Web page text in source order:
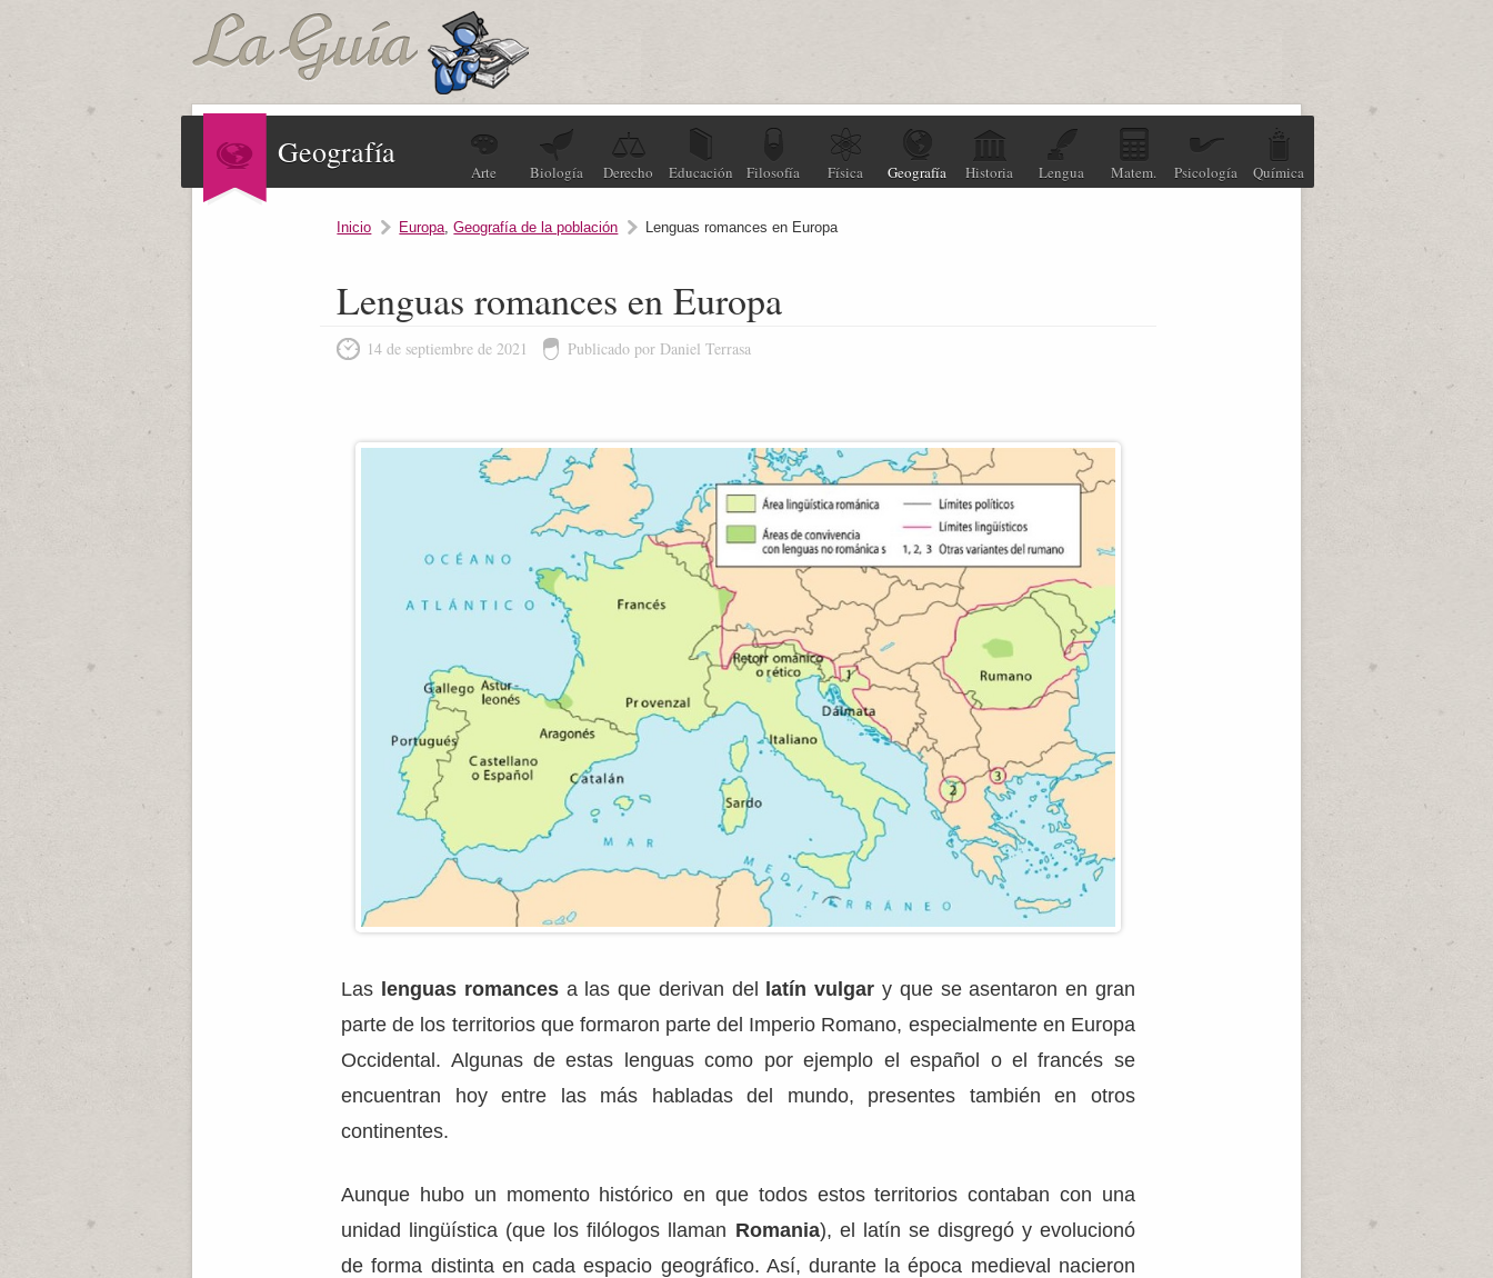
Geografía
Arte Biología Derecho Educación Filosofía Física Geografía Historia Lengua Matem. Psicología Química
Inicio Europa,Geografía de la población Lenguas romances en Europa
Lenguas romances en Europa
14 de septiembre de 2021 Publicado por Daniel Terrasa
Las lenguas romancesa las que derivan del latín vulgar y que se asentaron en gran
parte de los territorios que formaron parte del Imperio Romano, especialmente en Europa
Occidental. Algunas de estas lenguas como por ejemplo el español o el francés se
encuentran hoy entre las más habladas del mundo, presentes también en otros
continentes.
Aunque hubo un momento histórico en que todos estos territorios contaban con una
unidad lingüística (que los filólogos llaman Romania), el latín se disgregó y evolucionó
de forma distinta en cada espacio geográfico. Así, durante la época medieval nacieron